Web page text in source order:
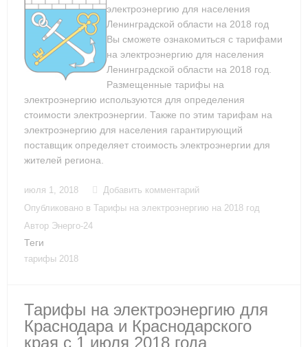
электроэнергию для населения
Ленинградской области на 2018 год
Вы сможете ознакомиться с тарифами
на электроэнергию для населения
Ленинградской области на 2018 год.
Размещенные тарифы на
электроэнергию используются для определения
стоимости электроэнергии. Также по этим тарифам на
электроэнергию для населения гарантирующий
поставщик определяет стоимость электроэнергии для
жителей региона.
июля 1, 2018
Добавить комментарий
Опубликовано в Тарифы на электроэнергию на 2018 год
Автор Энерго-24
Теги
тарифы 2018
Тарифы на электроэнергию для
Краснодара и Краснодарского
края с 1 июля 2018 года